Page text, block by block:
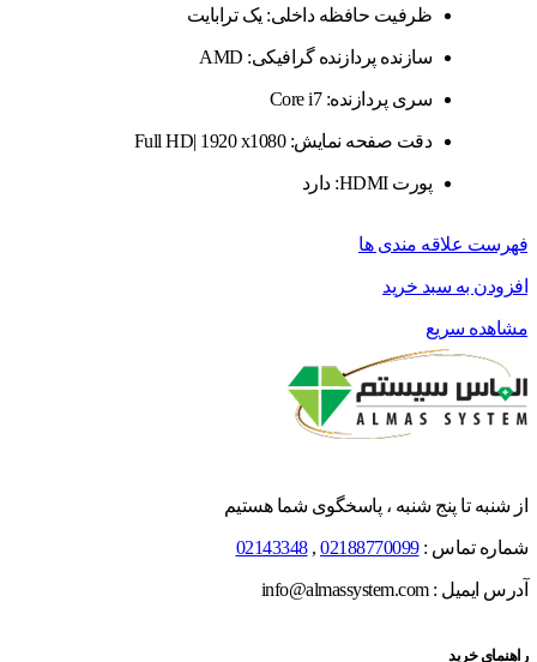
ظرفیت حافظه داخلی: یک ترابایت
سازنده پردازنده گرافیکی: AMD
سری پردازنده: Core i7
دقت صفحه نمایش: Full HD| 1920 x1080
پورت HDMI: دارد
فهرست علاقه مندی ها
افزودن به سبد خرید
مشاهده سریع
از شنبه تا پنج شنبه ، پاسخگوی شما هستیم
شماره تماس :02188770099
,
02143348
آدرس ایمیل : info@almassystem.com
راهنمای خرید